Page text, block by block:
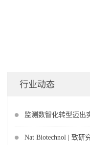
行业动态
监测数智化转型迈出
Nat Biotechnol | 致研